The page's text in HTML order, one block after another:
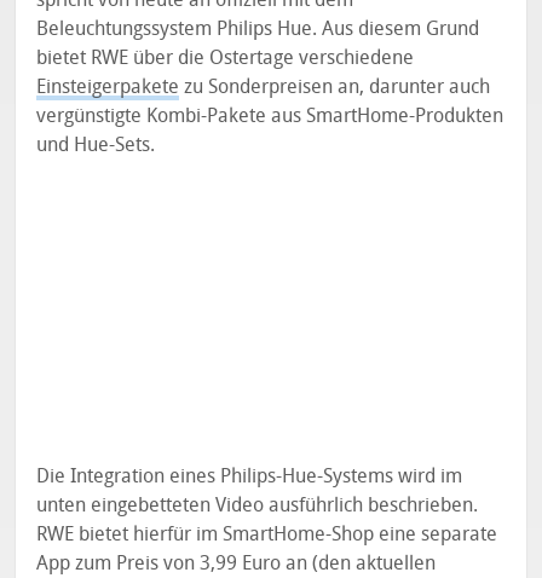
Beleuchtungssystem Philips Hue. Aus diesem Grund
bietet RWE über die Ostertage verschiedene
Einsteigerpakete zu Sonderpreisen an, darunter auch
vergünstigte Kombi-Pakete aus SmartHome-Produkten
und Hue-Sets.
Die Integration eines Philips-Hue-Systems wird im
unten eingebetteten Video ausführlich beschrieben.
RWE bietet hierfür im SmartHome-Shop eine separate
App zum Preis von 3,99 Euro an (den aktuellen